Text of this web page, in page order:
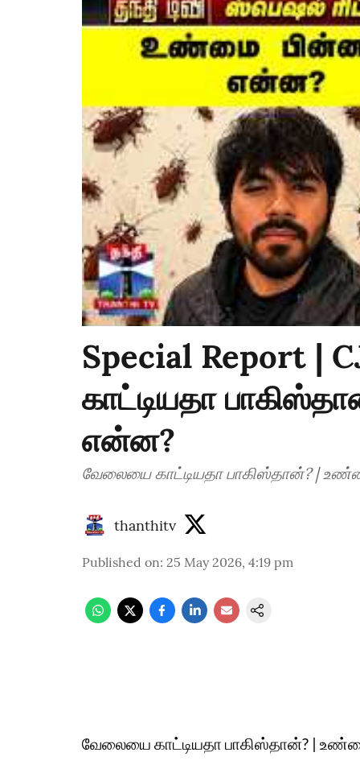
Special Report |
காட்டியதா
என்ன?
வேலையை காட்டியதா பாகிஸ்தான்? |
thanthitv
Published on: 25 May 2026, 4:19 pm
வேலையை காட்டியதா பாகிஸ்தான்? |